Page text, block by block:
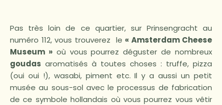
Pas très loin de ce quartier, sur Prinsengracht au
numéro 112, vous trouverez le « Amsterdam Cheese
Museum »où vous pourrez déguster de nombreux
goudas aromatisés à toutes choses : truffe, pizza
(oui oui !), wasabi, piment etc. Il y a aussi un petit
musée au sous-sol avec le processus de fabrication
de ce symbole hollandais où vous pourrez vous vêtir